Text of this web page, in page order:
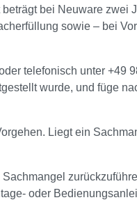
bei Neuware zwei
sowie – bei
telefonisch unter +49
wurde, und füge
Liegt ein
oder